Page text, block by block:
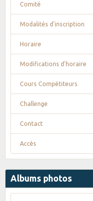
Comité
Modalités d'inscription
Horaire
Modifications d'horaire
Cours Compétiteurs
Challenge
Contact
Accès
Albums photos